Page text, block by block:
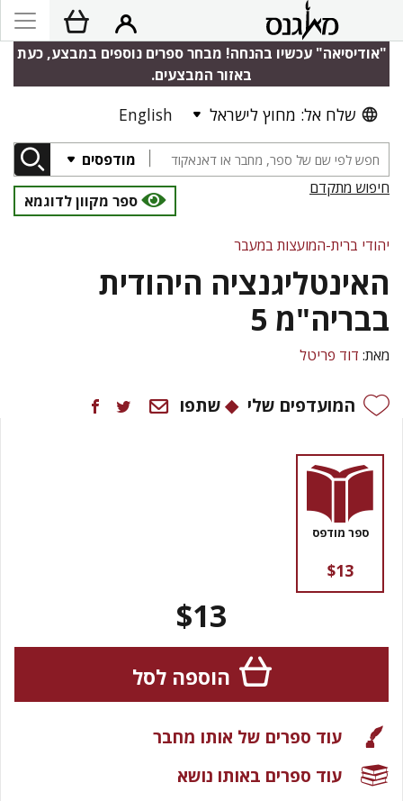
"אודיסיאה" עכשיו בהנחה! מבחר ספרים נוספים במבצע, כעת
באזור המבצעים.
שלח אל: מחוץ לישראל English
מודפסים
חיפוש מתקדם
ספר מקוון לדוגמא
יהודי ברית-המועצות במעבר
האינטליגנציה היהודית
בבריה"מ 5
מאת: דוד פריטל
המועדפים שלי שתפו
ספר מודפס
$13
$13
הוספה לסל
עוד ספרים של אותו מחבר
עוד ספרים באותו נושא